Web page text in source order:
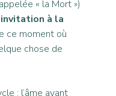
« la Mort »)
invitation à la
ce moment où
chose de
: l’âme ayant